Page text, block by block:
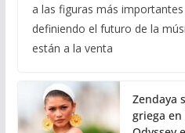
a las figuras más
definiendo el futuro de la
están a la venta
Zendaya
griega